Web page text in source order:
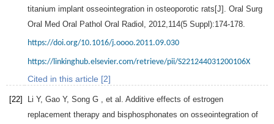
titanium implant osseointegration in osteoporotic rats[J]. Oral Surg
Oral Med Oral Pathol Oral Radiol
2012 114(5 Suppl):174-178.
https://doi.org/10.1016/j.oooo.2011.09.030
https://linkinghub.elsevier.com/retrieve/pii/S221244031200106X
Cited in this article [2]
[22] Li Y, Gao Y, Song G , et al. Additive effects of estrogen
replacement therapy and bisphosphonates on osseointegration of